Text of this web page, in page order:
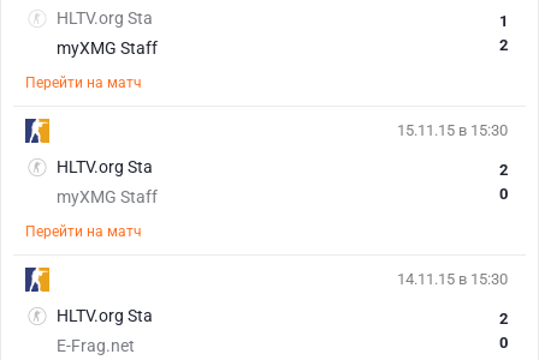
HLTV.org Sta
myXMG Staff
1
2
Перейти на матч
15.11.15 в 15:30
HLTV.org Sta
myXMG Staff
2
0
Перейти на матч
14.11.15 в 15:30
HLTV.org Sta
E-Frag.net
2
0